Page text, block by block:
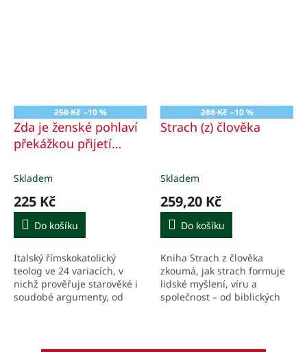
250 Kč –10 %
Zda je ženské pohlaví
překážkou přijetí
variací na téma
Skladem
225 Kč
Do košíku
Italský římskokatolický
teolog ve 24 variacích, v
nichž prověřuje starověké i
soudobé argumenty, od
288 Kč –10 %
Strach (z) člověka
Skladem
259,20 Kč
Do košíku
Kniha Strach z člověka
zkoumá, jak strach formuje
lidské myšlení, víru a
společnost – od biblických